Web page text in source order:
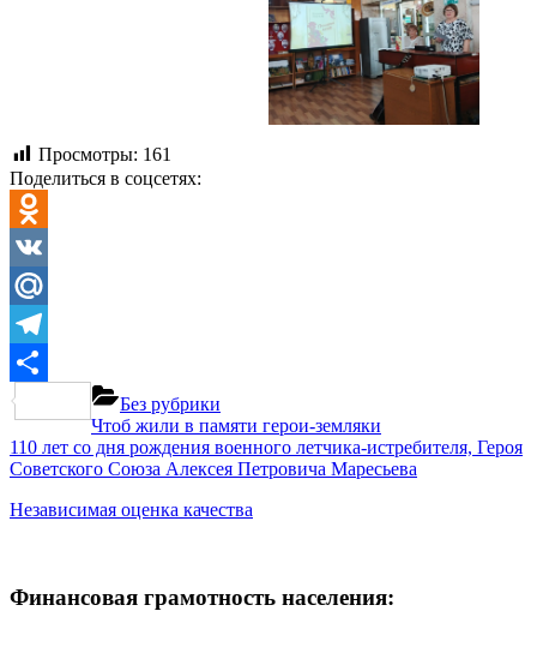
Просмотры: 161
Поделиться в соцсетях:
Odnoklassniki
VK
Mail.Ru
Telegram
Отправить
Без рубрики
Навигация
по
записям
Previous
Post:
Чтоб жили в памяти герои-земляки
Next
Post:
110 лет со дня рождения военного летчика-истребителя, Героя
Советского Союза Алексея Петровича Маресьева
Независимая оценка качества
Финансовая грамотность населения: